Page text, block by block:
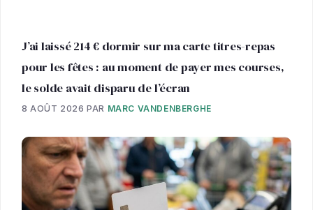
J’ai laissé 214 € dormir sur ma carte titres-repas
pour les fêtes : au moment de payer mes courses,
le solde avait disparu de l’écran
8 AOÛT 2026 PAR MARC VANDENBERGHE